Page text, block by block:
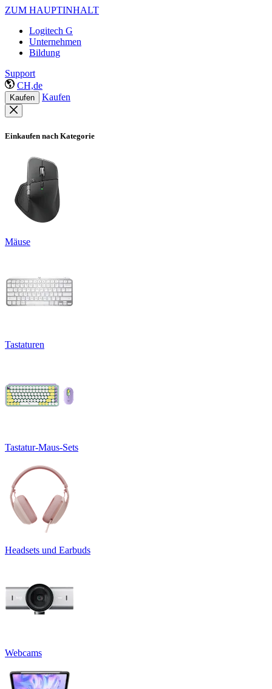
ZUM HAUPTINHALT
Logitech G
Unternehmen
Bildung
Support
CH,de
Kaufen Kaufen
Einkaufen nach Kategorie
Mäuse
Tastaturen
Tastatur-Maus-Sets
Headsets und Earbuds
Webcams